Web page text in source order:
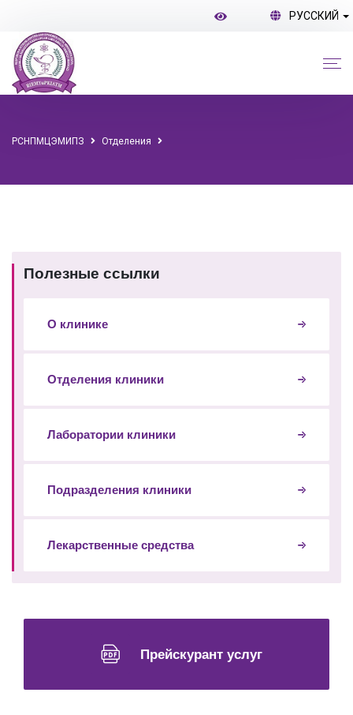
РУССКИЙ
РСНПМЦЭМИПЗ Отделения
Полезные ссылки
О клинике
Отделения клиники
Лаборатории клиники
Подразделения клиники
Лекарственные средства
Прейскурант услуг